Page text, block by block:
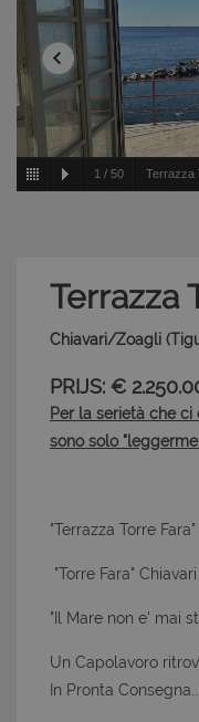
1 / 50 Terrazza
Terrazza
Chiavari/Zoagli
PRIJS: €
Per la serietà che
sono solo
"Terrazza Torre Fara"
"Torre Fara"
"Il Mare non e' mai
Un Capolavoro
In Pronta Consegna...